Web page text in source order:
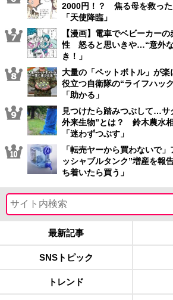
2000円！？ 焦る母を救った
「天使降臨」
【漫画】電車でベビーカー
性 怒ると思いきや…“意外な
き！」
大量の「ペットボトル」が
役立つ自衛隊の“ライフハッ
「助かる」
見つけたら踏みつぶして…サ
外来生物”とは？ 鈴木農水相
「迷わずつぶす」
「転売ヤーから買わないで
ッシャブルタンク”増産を
ち着いたら買う」
最新記事
SNSトピック
トレンド